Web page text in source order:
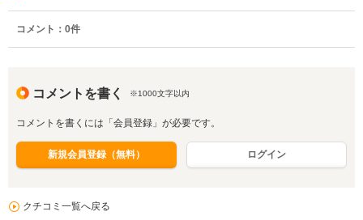
コメント： 0件
コメントを書く ※1000文字以内
コメントを書くには「会員登録」が必要です。
新規会員登録（無料） ログイン
クチコミ一覧へ戻る